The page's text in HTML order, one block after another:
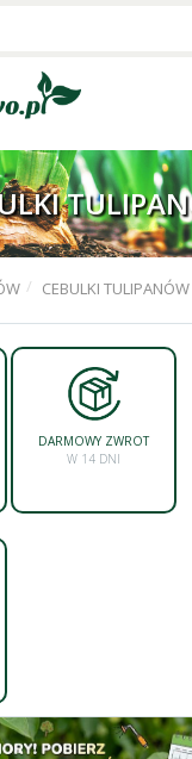
CEBULKI TULIPANÓW
DARMOWY ZWROT
W 14 DNI